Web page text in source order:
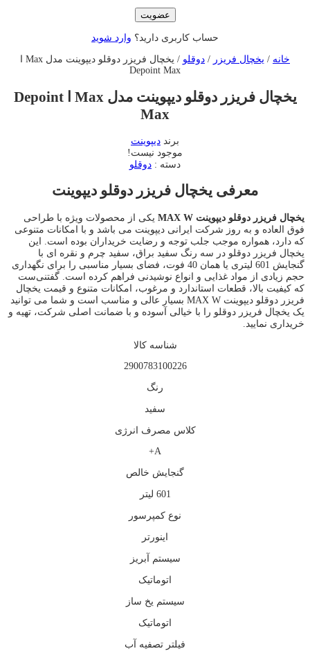
عضویت
حساب کاربری دارید؟ وارد شوید
خانه / یخچال فریزر / دوقلو
Depoint Max
یخچال فریزر دوقلو دیپوینت مدل Max ا Depoint
Max
برند دیپوینت
موجود نیست!
دسته : دوقلو
معرفی یخچال فریزر دوقلو دیپوینت
یخچال فریزر دوقلو دیپوینت MAX W
یکی از محصولات ویژه با طراحی
فوق العاده و به روز شرکت ایرانی دیپوینت می باشد و با امکانات متنوعی
که دارد، همواره موجب جلب توجه و رضایت خریداران بوده است. این
یخچال فریزر دوقلو در سه رنگ سفید براق، سفید چرم و نقره ای با
گنجایش 601 لیتری یا همان 40 فوت، فضای بسیار مناسبی را برای نگهداری
حجم زیادی از مواد غذایی و انواع نوشیدنی فراهم کرده است. گفتنی‌ست
که کیفیت بالا، قطعات استاندارد و مرغوب، امکانات متنوع و قیمت یخچال
فریزر دوقلو دیپوینت MAX W بسیار عالی و مناسب است و شما می توانید
یک یخچال فریزر دوقلو را با خیالی آسوده و با ضمانت اصلی شرکت، تهیه و
خریداری نمایید.
شناسه کالا
2900783100226
رنگ
سفید
کلاس مصرف انرژی
A+
گنجایش خالص
601 لیتر
نوع کمپرسور
اینورتر
سیستم آبریز
اتوماتیک
سیستم یخ ساز
اتوماتیک
فیلتر تصفیه آب